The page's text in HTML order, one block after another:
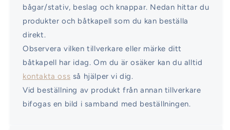
bågar/stativ, beslag och knappar. Nedan hittar du
produkter och båtkapell som du kan beställa
direkt.
Observera vilken tillverkare eller märke ditt
båtkapell har idag. Om du är osäker kan du alltid
kontakta oss så hjälper vi dig.
Vid beställning av produkt från annan tillverkare
bifogas en bild i samband med beställningen.